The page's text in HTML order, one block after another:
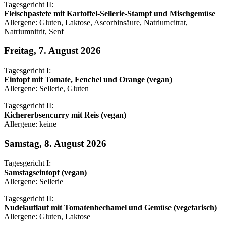
Tagesgericht II:
Fleischpastete mit Kartoffel-Sellerie-Stampf und Mischgemüse
Allergene: Gluten, Laktose, Ascorbinsäure, Natriumcitrat,
Natriumnitrit, Senf
Freitag, 7. August 2026
Tagesgericht I:
Eintopf mit Tomate, Fenchel und Orange (vegan)
Allergene: Sellerie, Gluten
Tagesgericht II:
Kichererbsencurry mit Reis (vegan)
Allergene: keine
Samstag, 8. August 2026
Tagesgericht I:
Samstagseintopf (vegan)
Allergene: Sellerie
Tagesgericht II:
Nudelauflauf mit Tomatenbechamel und Gemüse (vegetarisch)
Allergene: Gluten, Laktose